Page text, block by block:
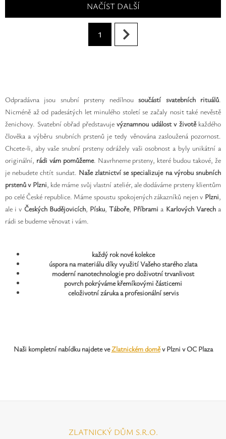
NAČÍST DALŠÍ
1
Odpradávna jsou snubní prsteny nedílnousoučástí svatebních rituálů.
Nicméně až od padesátých let minulého století se začaly nosit také nevěstě
ženichovy. Svatební obřad představuje významnou událost v životěkaždého
člověka a výběru snubních prstenů je tedy věnována zasloužená pozornost.
Chcete-li, aby vaše snubní prsteny odrážely vaši osobnost a byly unikátní a
originální, rádi vám pomůžeme. Navrhneme prsteny, které budou takové, že
je nebudete chtít sundat. Naše zlatnictví se specializuje na výrobu snubních
prstenů v Plzni, kde máme svůj vlastní ateliér, ale dodáváme prsteny klientům
po celé České republice. Máme spoustu spokojených zákazníků nejen v Plzni,
ale i v Českých Budějovicích, Písku,Táboře, Příbrami a Karlových Varecha
rádi se budeme věnovat i vám.
každý rok nové kolekce
úspora na materiálu díky využití Vašeho starého zlata
moderní nanotechnologie pro doživotní trvanlivost
povrch pokrýváme křemíkovými částicemi
celoživotní záruka a profesionální servis
Naši kompletní nabídku najdete veZlatnickém doměv Plzni v OC Plaza
ZLATNICKÝ DŮM S.R.O.